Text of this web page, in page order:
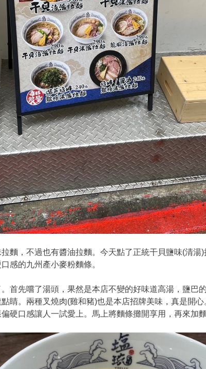
，不過也有醬油拉麵。今天點了正統干貝鹽味(清湯)
感的九州產小麥粉麵條。
先嚐了湯頭，果然是本店不變的好味道高湯，鹽巴
睛。兩種叉燒肉(雞和豬)也是本店招牌美味，真是開
硬口感讓人一試愛上。馬上將麵條攤開享用，再來加